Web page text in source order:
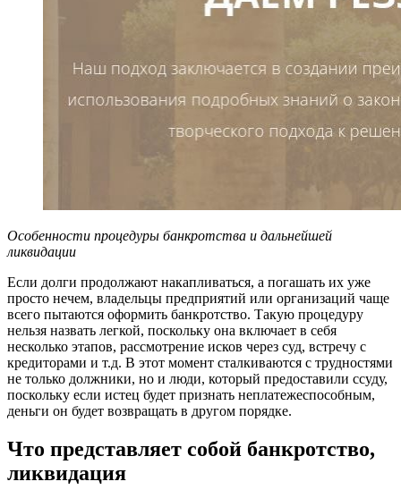
Особенности процедуры банкротства и дальнейшей
ликвидации
Если долги продолжают накапливаться, а погашать их уже
просто нечем, владельцы предприятий или организаций чаще
всего пытаются оформить банкротство. Такую процедуру
нельзя назвать легкой, поскольку она включает в себя
несколько этапов, рассмотрение исков через суд, встречу с
кредиторами и т.д. В этот момент сталкиваются с трудностями
не только должники, но и люди, который предоставили ссуду,
поскольку если истец будет признать неплатежеспособным,
деньги он будет возвращать в другом порядке.
Что представляет собой банкротство,
ликвидация